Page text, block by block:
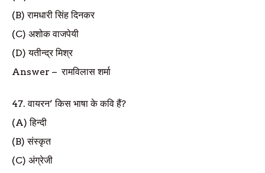
(B)रामधारी सिंह दिनकर
(C) अशोक वाजपेयी
(D)यतीन्द्र मिश्र
Answer –रामविलास शर्मा
47.वायरन’किस भाषा के कवि हैं?
(A)हिन्दी
(B)संस्कृत
(C) अंग्रेजी